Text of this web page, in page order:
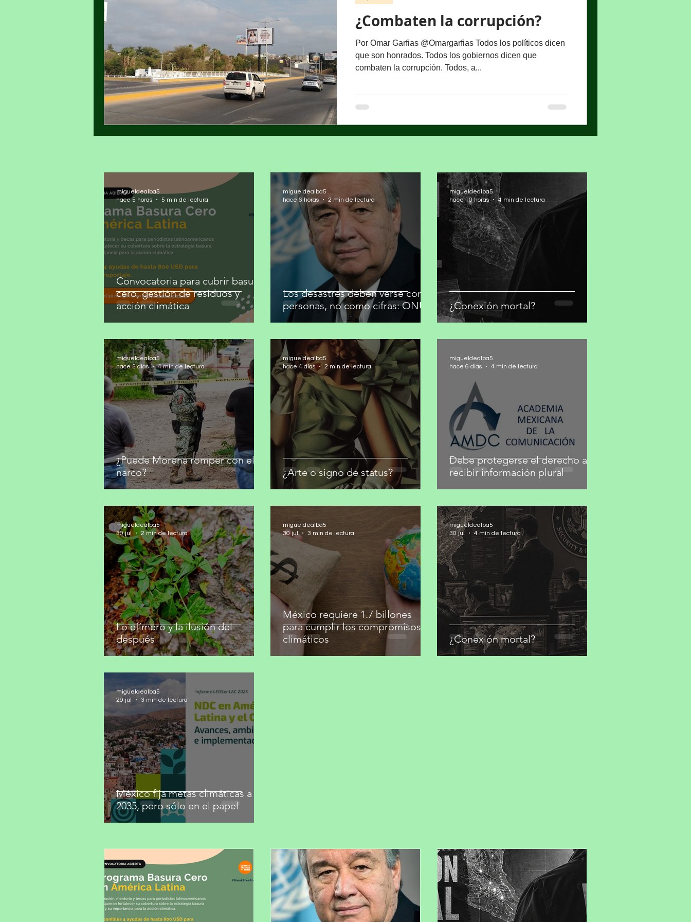
¿Combaten la corrupción?
Por Omar Garfias @Omargarfias Todos los políticos dicen
que son honrados. Todos los gobiernos dicen que
combaten la corrupción. Todos, a...
Convocatoria para cubrir basura
cero, gestión de residuos y
acción climática
migueldealba5
hace 5 horas
5 min de lectura
Los desastres deben verse como
personas, no como cifras: ONU
migueldealba5
hace 6 horas
2 min de lectura
¿Conexión mortal?
migueldealba5
hace 10 horas
4 min de lectura
¿Puede Morena romper con el
narco?
migueldealba5
hace 2 días
4 min de lectura
¿Arte o signo de status?
migueldealba5
hace 4 días
2 min de lectura
Debe protegerse el derecho a
recibir información plural
migueldealba5
hace 6 días
4 min de lectura
Lo efímero y la ilusión del
después
migueldealba5
30 jul
2 min de lectura
México requiere 1.7 billones
para cumplir los compromisos
climáticos
migueldealba5
30 jul
3 min de lectura
¿Conexión mortal?
migueldealba5
30 jul
4 min de lectura
México fija metas climáticas a
2035, pero sólo en el papel
migueldealba5
29 jul
3 min de lectura